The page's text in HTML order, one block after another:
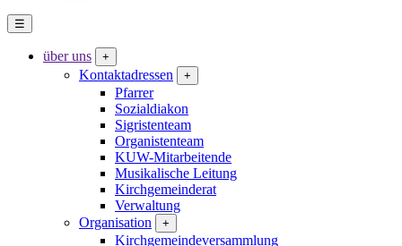
☰
über uns +
Kontaktadressen +
Pfarrer
Sozialdiakon
Sigristenteam
Organistenteam
KUW-Mitarbeitende
Musikalische Leitung
Kirchgemeinderat
Verwaltung
Organisation
+
Kirchgemeindeversammlung